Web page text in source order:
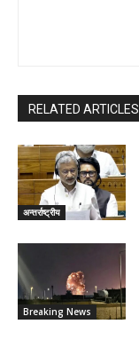
RELATED ARTICLES
अन्तर्राष्ट्रीय
Breaking News